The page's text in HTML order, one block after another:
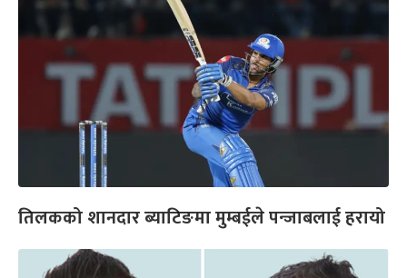
तिलकको शानदार ब्याटिङमा मुम्बईले पन्जाबलाई हरायो